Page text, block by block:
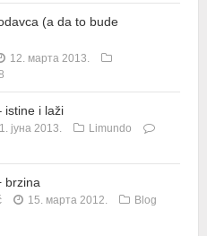
(a da to bude
12. марта 2013.
istine i laži
јуна 2013.
Limundo
brzina
15. марта 2012.
Blog